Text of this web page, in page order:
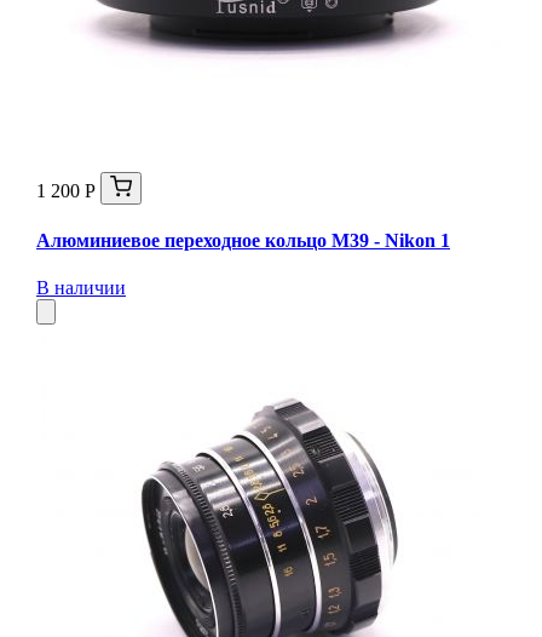
1 200 Р
Алюминиевое переходное кольцо M39 - Nikon 1
В наличии